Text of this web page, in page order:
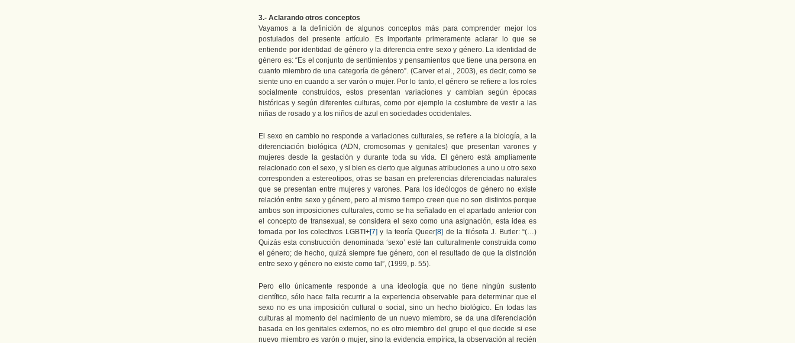
3.- Aclarando otros conceptos
Vayamos a la definición de algunos conceptos más para comprender mejor los
postulados del presente artículo. Es importante primeramente aclarar lo que se
entiende por identidad de género y la diferencia entre sexo y género. La identidad de
género es: “Es el conjunto de sentimientos y pensamientos que tiene una persona en
cuanto miembro de una categoría de género”. (Carver et al., 2003), es decir, como se
siente uno en cuando a ser varón o mujer. Por lo tanto, el género se refiere a los roles
socialmente construidos, estos presentan variaciones y cambian según épocas
históricas y según diferentes culturas, como por ejemplo la costumbre de vestir a las
niñas de rosado y a los niños de azul en sociedades occidentales.
El sexo en cambio no responde a variaciones culturales, se refiere a la biología, a la
diferenciación biológica (ADN, cromosomas y genitales) que presentan varones y
mujeres desde la gestación y durante toda su vida. El género está ampliamente
relacionado con el sexo, y si bien es cierto que algunas atribuciones a uno u otro sexo
corresponden a estereotipos, otras se basan en preferencias diferenciadas naturales
que se presentan entre mujeres y varones. Para los ideólogos de género no existe
relación entre sexo y género, pero al mismo tiempo creen que no son distintos porque
ambos son imposiciones culturales, como se ha señalado en el apartado anterior con
el concepto de transexual, se considera el sexo como una asignación, esta idea es
tomada por los colectivos LGBTI+[7] y la teoría Queer[8] de la filósofa J. Butler: “(…)
Quizás esta construcción denominada ‘sexo’ esté tan culturalmente construida como
el género; de hecho, quizá siempre fue género, con el resultado de que la distinción
entre sexo y género no existe como tal”, (1999, p. 55).
Pero ello únicamente responde a una ideología que no tiene ningún sustento
científico, sólo hace falta recurrir a la experiencia observable para determinar que el
sexo no es una imposición cultural o social, sino un hecho biológico. En todas las
culturas al momento del nacimiento de un nuevo miembro, se da una diferenciación
basada en los genitales externos, no es otro miembro del grupo el que decide si ese
nuevo miembro es varón o mujer, sino la evidencia empírica, la observación al recién